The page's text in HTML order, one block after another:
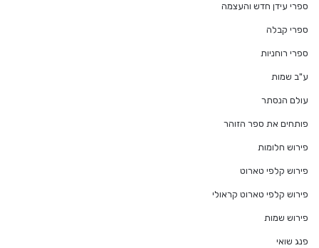
ספרי עידן חדש והעצמה
ספרי קבלה
ספרי רוחניות
ע"ב שמות
עולם הנסתר
פותחים את ספר הזוהר
פירוש חלומות
פירוש קלפי טארוט
פירוש קלפי טארוט קראולי
פירוש שמות
פנג שואי